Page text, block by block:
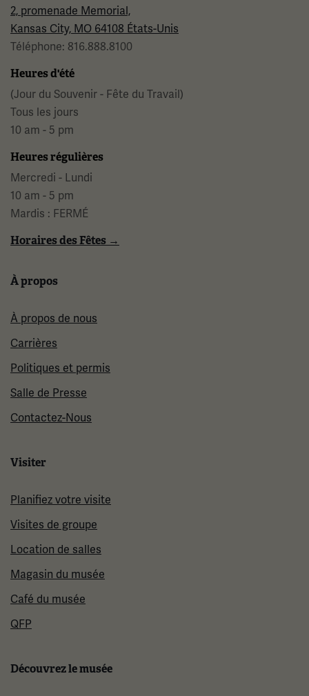
2, promenade Memorial,
Kansas City, MO 64108 États-Unis
Téléphone: 816.888.8100
Heures d'été
(Jour du Souvenir - Fête du Travail)
Tous les jours
10 am - 5 pm
Heures régulières
Mercredi - Lundi
10 am - 5 pm
Mardis : FERMÉ
Horaires des Fêtes →
À propos
À propos de nous
Carrières
Politiques et permis
Salle de Presse
Contactez-Nous
Visiter
Planifiez votre visite
Visites de groupe
Location de salles
Magasin du musée
Café du musée
QFP
Découvrez le musée